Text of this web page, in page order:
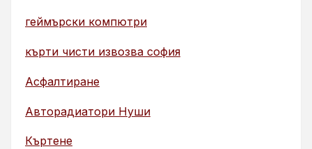
геймърски компютри
кърти чисти извозва софия
Асфалтиране
Авторадиатори Нуши
Къртене